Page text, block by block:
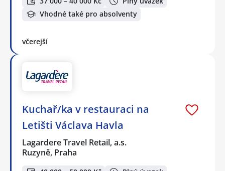
Vhodné také pro absolventy
včerejší
Kuchař/ka v restauraci na
Letišti Václava Havla
Lagardere Travel Retail, a.s.
Ruzyně, Praha